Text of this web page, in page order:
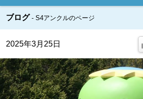
ブログ S4アンクルのページ
2025年3月25日